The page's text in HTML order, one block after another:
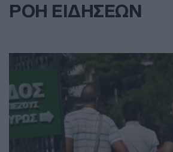
ΡΟΗ ΕΙΔΗΣΕΩΝ